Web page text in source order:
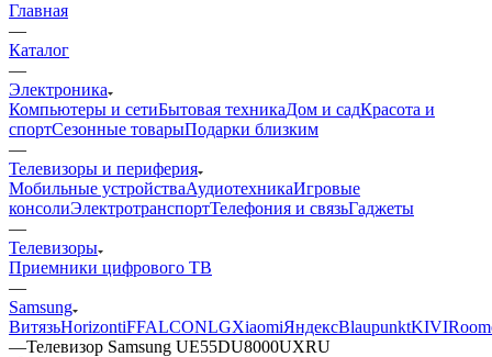
Главная
—
Каталог
—
Электроника
Компьютеры и сетиБытовая техникаДом и садКрасота и
спортСезонные товарыПодарки близким
—
Телевизоры и периферия
Мобильные устройстваАудиотехникаИгровые
консолиЭлектротранспортТелефония и связьГаджеты
—
Телевизоры
Приемники цифрового ТВ
—
Samsung
ВитязьHorizontiFFALCONLGXiaomiЯндексBlaupunktKIVI
—Телевизор Samsung UE55DU8000UXRU